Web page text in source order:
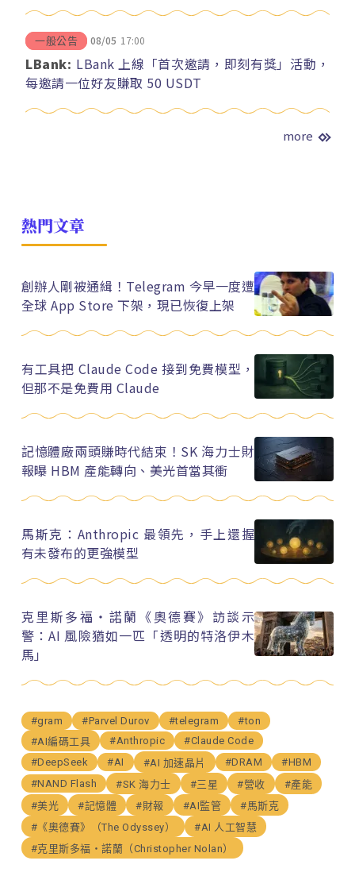
一般公告 08/05 17:00
LBank: LBank 上線「首次邀請，即刻有獎」活動，
每邀請一位好友賺取 50 USDT
more
熱門文章
創辦人剛被通緝！Telegram 今早一度遭
全球 App Store 下架，現已恢復上架
有工具把 Claude Code 接到免費模型，
但那不是免費用 Claude
記憶體廠兩頭賺時代結束！SK 海力士財
報曝 HBM 產能轉向、美光首當其衝
馬斯克：Anthropic 最領先，手上還握
有未發布的更強模型
克里斯多福・諾蘭《奧德賽》訪談示
警：AI 風險猶如一匹「透明的特洛伊木
馬」
#gram #Parvel Durov #telegram
#ton
#AI編碼工具
#Anthropic
#Claude Code
#DeepSeek
#AI #AI 加速晶片 #DRAM
#HBM
#NAND Flash
#SK 海力士 #三星 #營收
#產能
#美光
#記憶體 #財報 #AI監管
#馬斯克
#《奧德賽》（The Odyssey）
#AI 人工智慧
#克里斯多福・諾蘭（Christopher Nolan）